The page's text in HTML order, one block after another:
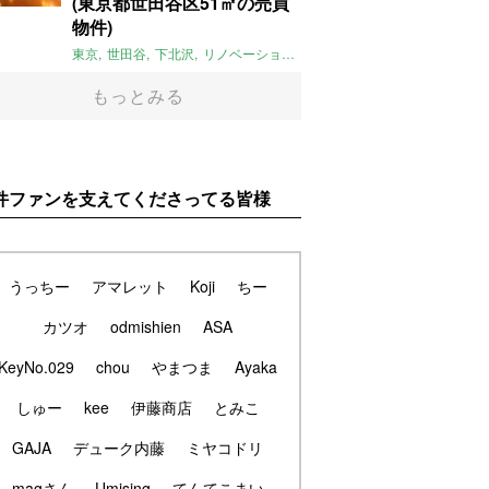
物件)
東京 世田谷 下北沢 リノベーション
もっとみる
ファンを支えてくださってる皆様
うっちー アマレット Koji
ちー
カツオ
odmishien
ASA
chou やまつま
Ayaka
しゅー
kee 伊藤商店
とみこ
GAJA
デューク内藤
ミヤコドリ